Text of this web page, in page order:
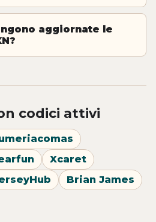
aggiornate le
codici attivi
Xcaret
Brian James